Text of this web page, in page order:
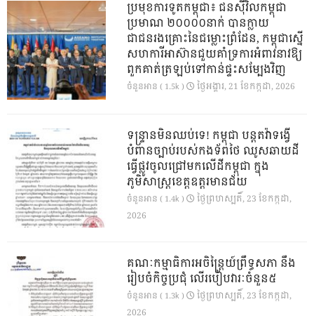
ប្រមុខការទូតកម្ពុជា៖ ជនស៊ីវិលកម្ពុជា
ប្រមាណ ២០០០០នាក់ បានក្លាយ
ជាជនរងគ្រោះនៃជម្លោះព្រំដែន, កម្ពុជាស្នើ
សហការីអាស៊ានជួយគាំទ្រការអំពាវនាវឱ្យ
ពួកគាត់ត្រឡប់ទៅកាន់ផ្ទះសម្បែងវិញ
ចំនួនអាន ( 1.5k ) ថ្ងៃ​អង្គារ, 21 ខែ​កក្កដា, 2026
ទន្ទ្រានមិនឈប់ទេ! កម្ពុជា បន្តតវ៉ាទង្វើ
បំពានច្បាប់របស់កងទ័ពថៃ ឈូសឆាយដី
ធ្វើផ្លូវចូលជ្រៅមកលើដីកម្ពុជា ក្នុង
ភូមិសាស្ត្រខេត្តឧត្តរមានជ័យ
ចំនួនអាន ( 1.4k )
ថ្ងៃ​ព្រហស្បតិ៍, 23 ខែ​កក្កដា,
2026
គណៈកម្មាធិការអចិន្ត្រៃយ៍ព្រឹទ្ធសភា នឹង
រៀបចំកិច្ចប្រជុំ លើរបៀបវារៈចំនួន៥
ចំនួនអាន ( 1.3k )
ថ្ងៃ​ព្រហស្បតិ៍, 23 ខែ​កក្កដា,
2026